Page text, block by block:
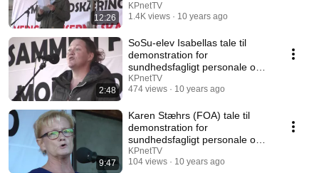
12:26
pårørende - 2/10 2015
KPnetTV
1.4K views
10 years ago
2:48
SoSu-elev Isabellas tale til
demonstration for
sundhedsfagligt personale og
pårørende - 2/10 2015
KPnetTV
474 views
10 years ago
9:47
Karen Stæhrs (FOA) tale til
demonstration for
sundhedsfagligt personale og
pårørende - 2/10 2015
KPnetTV
104 views
10 years ago